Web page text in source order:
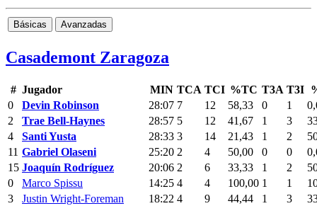
Básicas Avanzadas
Casademont Zaragoza
# Jugador MIN TCA TCI %TC T3A T3I
0
Devin Robinson 28:07 7 12 58,33 0 1
2
Trae Bell-Haynes 28:57 5 12 41,67 1 3
4
Santi Yusta 28:33 3 14 21,43 1 2
11 Gabriel Olaseni 25:20 2 4 50,00 0 0
15 Joaquín Rodríguez 20:06 2 6 33,33 1 2
0
Marco Spissu 14:25 4 4 100,00 1 1
3
Justin Wright-Foreman 18:22 4 9 44,44 1 3